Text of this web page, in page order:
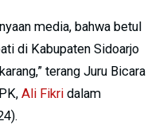
media, bahwa betul
di Kabupaten Sidoarjo
terang Juru Bicara
Ali Fikri dalam